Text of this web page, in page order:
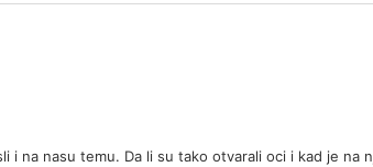
i na nasu temu. Da li su tako otvarali oci i kad je na